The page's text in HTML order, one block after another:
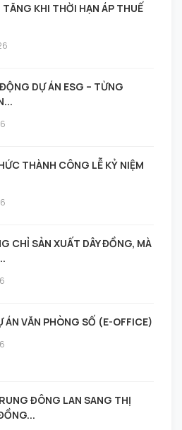
KHI THỜI HẠN ÁP THUẾ
DỰ ÁN ESG – TỪNG
THÀNH CÔNG LỄ KỶ NIỆM
CHỈ SẢN XUẤT DÂY ĐỒNG, MÀ
ÁN VĂN PHÒNG SỐ (E-OFFICE)
ĐÔNG LAN SANG THỊ